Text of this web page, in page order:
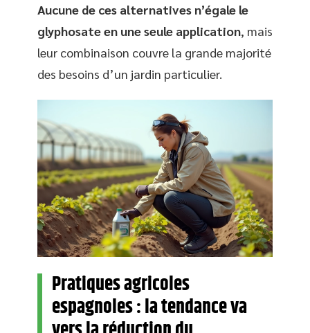
Aucune de ces alternatives n’égale le
glyphosate en une seule application, mais
leur combinaison couvre la grande majorité
des besoins d’un jardin particulier.
Pratiques agricoles
espagnoles : la tendance va